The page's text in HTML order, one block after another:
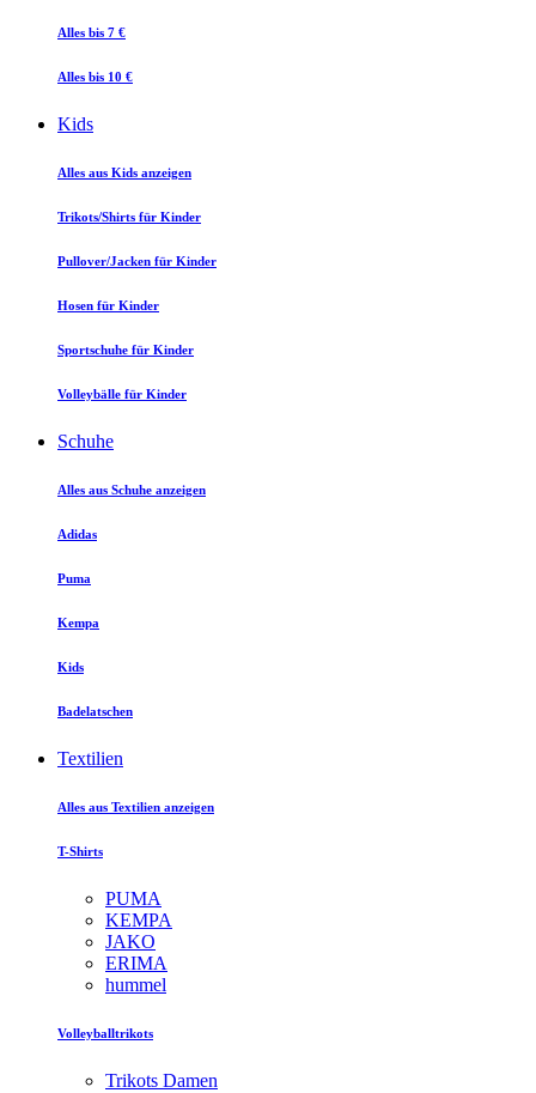
Alles bis 7 €
Alles bis 10 €
Kids
Alles aus Kids anzeigen
Trikots/Shirts für Kinder
Pullover/Jacken für Kinder
Hosen für Kinder
Sportschuhe für Kinder
Volleybälle für Kinder
Schuhe
Alles aus Schuhe anzeigen
Adidas
Puma
Kempa
Kids
Badelatschen
Textilien
Alles aus Textilien anzeigen
T-Shirts
PUMA
KEMPA
JAKO
ERIMA
hummel
Volleyballtrikots
Trikots Damen